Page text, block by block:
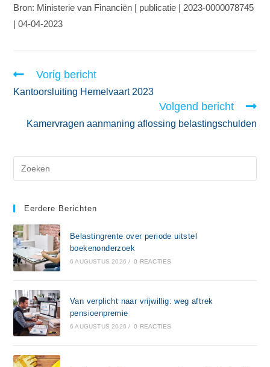
Bron: Ministerie van Financiën | publicatie | 2023-0000078745
| 04-04-2023
Vorig bericht
Kantoorsluiting Hemelvaart 2023
Volgend bericht
Kamervragen aanmaning aflossing belastingschulden
Eerdere Berichten
Belastingrente over periode uitstel
boekenonderzoek
6 AUGUSTUS 2026 / 0 REACTIES
Van verplicht naar vrijwillig: weg aftrek
pensioenpremie
6 AUGUSTUS 2026 / 0 REACTIES